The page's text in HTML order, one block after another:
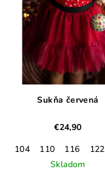
Sukňa červená
€24,90
104
110 116 122
Skladom